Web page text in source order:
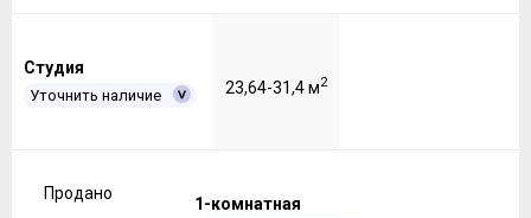
Студия
Уточнить наличие 23,64-31,4 м2
Продано
1-комнатная